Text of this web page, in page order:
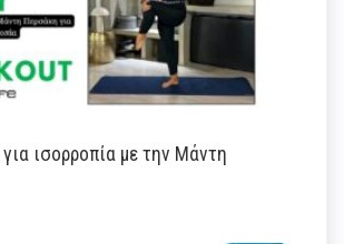
ισορροπία με την Μάντη